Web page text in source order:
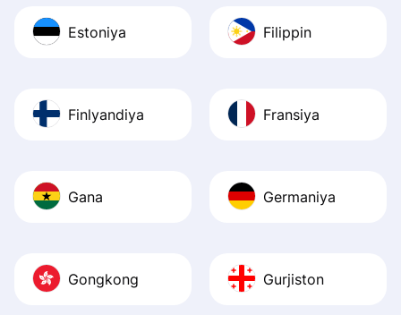
Estoniya Filippin
Finlyandiya Fransiya
Gana Germaniya
Gongkong Gurjiston